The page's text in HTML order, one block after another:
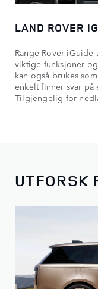
LAND ROVER
Range Rover
viktige funksjoner
kan også brukes
enkelt finner svar på
Tilgjengelig for
UTFORSK